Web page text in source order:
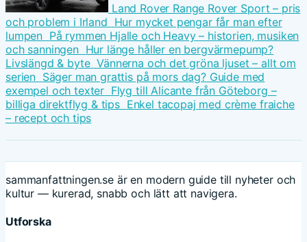
Land Rover Range Rover Sport – pris
och problem i Irland Hur mycket pengar får man efter
lumpen På rymmen Hjalle och Heavy – historien, musiken
och sanningen Hur länge håller en bergvärmepump?
Livslängd & byte Vännerna och det gröna ljuset – allt om
serien Säger man grattis på mors dag? Guide med
exempel och texter Flyg till Alicante från Göteborg –
billiga direktflyg & tips Enkel tacopaj med crème fraiche
– recept och tips
sammanfattningen.se är en modern guide till nyheter och
kultur — kurerad, snabb och lätt att navigera.
Utforska